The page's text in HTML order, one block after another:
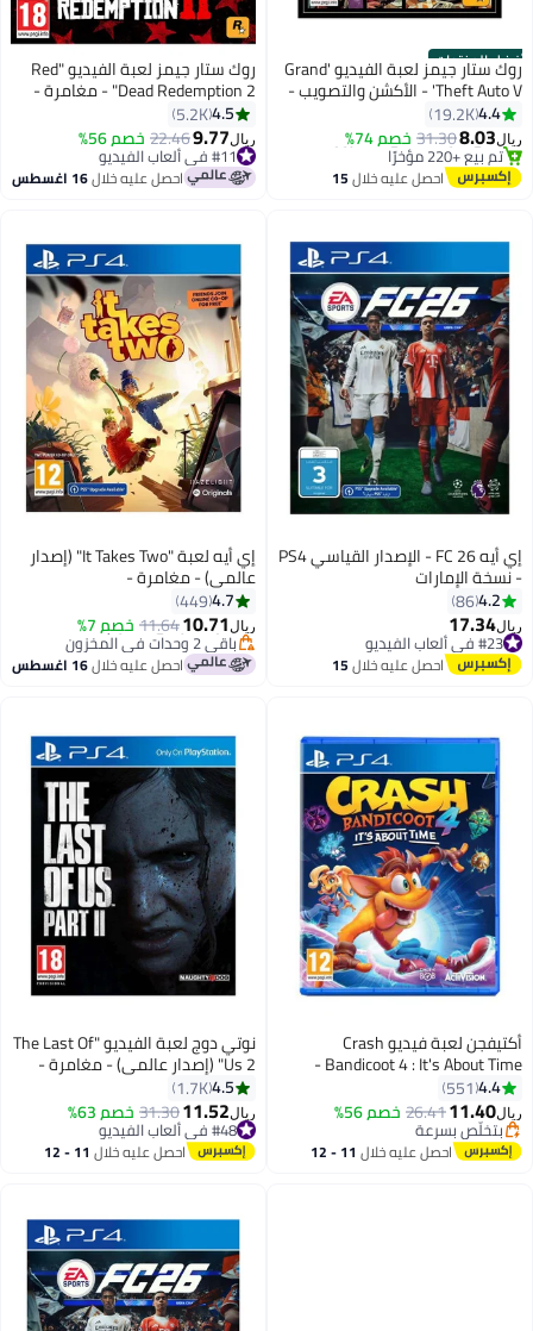
أفضل المنتجات روك ستار جيمز لعبة الفيديو 'Grand
Theft Auto V' - الأكشن والتصويب -
playstation_4_ps4
4.4
19.2K
ريال8.03
31.30خصم 74%
#3 في ألعاب الفيديو
باقي 2 وحدات في المخزون
تم بيع +220 مؤخرًا
احصل عليه خلال15
روك ستار جيمز لعبة الفيديو "Red
Dead Redemption 2" - مغامرة -
playstation_4_ps4
4.5
5.2K
ريال9.77
22.46خصم 56% #11 في ألعاب الفيديو
بتخلّص بسرعة
#11 في ألعاب الفيديو احصل عليه خلال16 اغسطس
إي أيه FC 26 - الإصدار القياسي PS4
- نسخة الإمارات
4.2
86
ريال17.34
#23 في ألعاب الفيديو
بتخلّص بسرعة
#23 في ألعاب الفيديو احصل عليه خلال15
إي أيه لعبة "It Takes Two" (إصدار
عالمي) - مغامرة -
playstation_4_ps4
4.7
449
ريال10.71
11.64خصم 7%
#39 في ألعاب الفيديو
أقل سعر في 30 يوم
باقي 2 وحدات في المخزون
احصل عليه خلال16 اغسطس
أكتيفجن لعبة فيديو Crash
Bandicoot 4 : It's About Time -
مغامرة - playstation_4_ps4
4.4
551
ريال11.40
26.41خصم 56%
بتخلّص بسرعة
بتخلّص بسرعةاحصل عليه خلال 11 - 12
نوتي دوج لعبة الفيديو "The Last Of
Us 2" (إصدار عالمي) - مغامرة -
playstation_4_ps4
4.5
1.7K
ريال11.52
31.30خصم 63% #48 في ألعاب الفيديو
باقي 2 وحدات في المخزون
#48 في ألعاب الفيديو احصل عليه خلال 11 - 12